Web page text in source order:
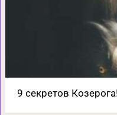
9 секретов Козерога!